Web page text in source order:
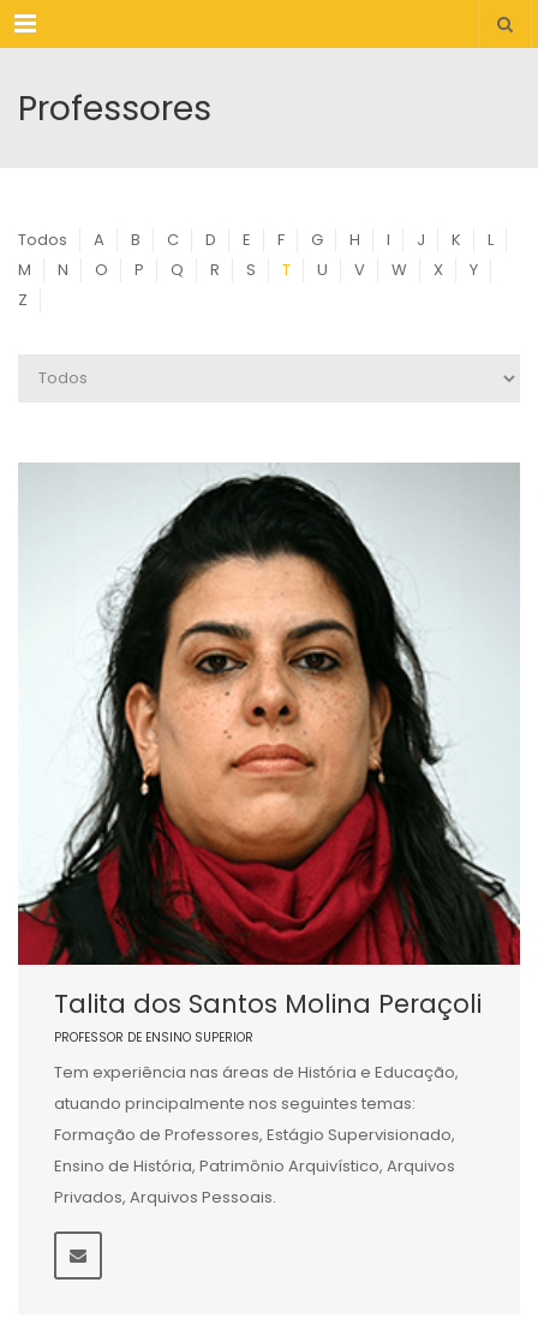
Menu
Professores
Todos A B C D E F G H I J K
L
M
N O P Q R S T U V W X
Y
Z
Talita dos Santos Molina Peraçoli
PROFESSOR DE ENSINO SUPERIOR
Tem experiência nas áreas de História e Educação,
atuando principalmente nos seguintes temas:
Formação de Professores, Estágio Supervisionado,
Ensino de História, Patrimônio Arquivístico, Arquivos
Privados, Arquivos Pessoais.